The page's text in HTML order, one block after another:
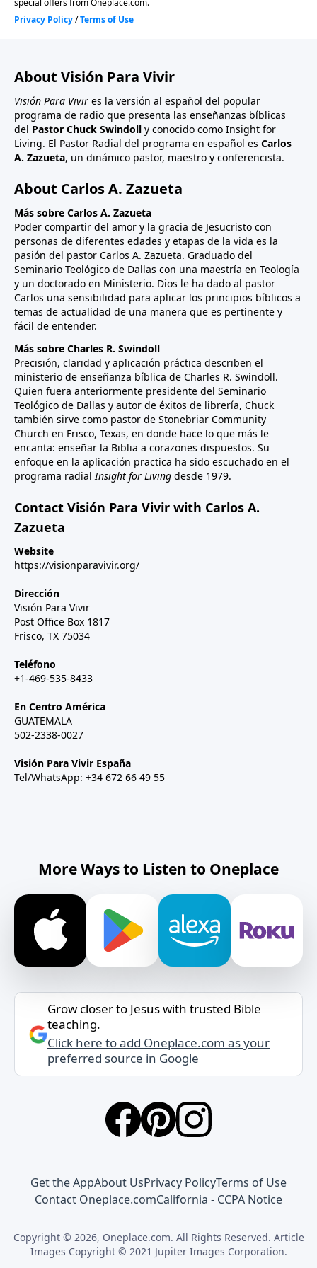
About Visión Para Vivir
Visión Para Vivir es la versión al español del popular
programa de radio que presenta las enseñanzas bíblicas
del Pastor Chuck Swindoll y conocido como Insight for
Living. El Pastor Radial del programa en español es Carlos
A. Zazueta, un dinámico pastor, maestro y conferencista.
About Carlos A. Zazueta
Más sobre Carlos A. Zazueta
Poder compartir del amor y la gracia de Jesucristo con
personas de diferentes edades y etapas de la vida es la
pasión del pastor Carlos A. Zazueta. Graduado del
Seminario Teológico de Dallas con una maestría en Teología
y un doctorado en Ministerio. Dios le ha dado al pastor
Carlos una sensibilidad para aplicar los principios bíblicos a
temas de actualidad de una manera que es pertinente y
fácil de entender.
Más sobre Charles R. Swindoll
Precisión, claridad y aplicación práctica describen el
ministerio de enseñanza bíblica de Charles R. Swindoll.
Quien fuera anteriormente presidente del Seminario
Teológico de Dallas y autor de éxitos de librería, Chuck
también sirve como pastor de Stonebriar Community
Church en Frisco, Texas, en donde hace lo que más le
encanta: enseñar la Biblia a corazones dispuestos. Su
enfoque en la aplicación practica ha sido escuchado en el
programa radialInsight for Living desde 1979.
Contact Visión Para Vivir with Carlos A.
Zazueta
Website
https://visionparavivir.org/
Dirección
Visión Para Vivir
Post Office Box 1817
Frisco, TX 75034
Teléfono
+1-469-535-8433
En Centro América
GUATEMALA
502-2338-0027
Visión Para Vivir España
Tel/WhatsApp: +34 672 66 49 55
More Ways to Listen to Oneplace
Grow closer to Jesus with trusted Bible
teaching.
Click here to add Oneplace.com as your
preferred source in Google
Get the AppAbout UsPrivacy PolicyTerms of Use
Contact Oneplace.comCalifornia - CCPA Notice
Copyright © 2026, Oneplace.com. All Rights Reserved. Article
Images Copyright © 2021 Jupiter Images Corporation.